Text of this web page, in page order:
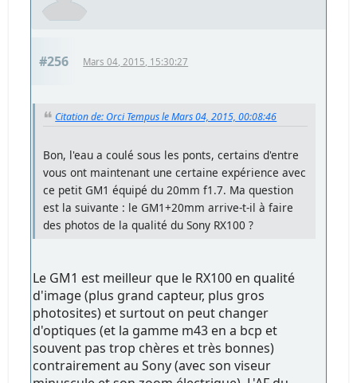
#256 Mars 04, 2015, 15:30:27
Citation de: Orci Tempus le Mars 04, 2015, 00:08:46
Bon, l'eau a coulé sous les ponts, certains d'entre
vous ont maintenant une certaine expérience avec
ce petit GM1 équipé du 20mm f1.7. Ma question
est la suivante : le GM1+20mm arrive-t-il à faire
des photos de la qualité du Sony RX100 ?
Le GM1 est meilleur que le RX100 en qualité
d'image (plus grand capteur, plus gros
photosites) et surtout on peut changer
d'optiques (et la gamme m43 en a bcp et
souvent pas trop chères et très bonnes)
contrairement au Sony (avec son viseur